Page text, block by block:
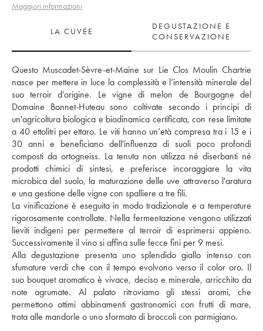
Maggiori informazioni
LA CUVÉE
DEGUSTAZIONE E
CONSERVAZIONE
Questo Muscadet-Sèvre-et-Maine sur Lie Clos Moulin Chartrie
nasce per mettere in luce la complessità e l’intensità minerale del
suo terroir d’origine. Le vigne di melon de Bourgogne del
Domaine Bonnet-Huteau sono coltivate secondo i principi di
un'agricoltura biologica e biodinamica certificata, con rese limitate
a 40 ettolitri per ettaro. Le viti hanno un’età compresa tra i 15 e i
30 anni e beneficiano dell'influenza di suoli poco profondi
composti da ortogneiss. La tenuta non utilizza né diserbanti né
prodotti chimici di sintesi, e preferisce incoraggiare la vita
microbica del suolo, la maturazione delle uve attraverso l'aratura
e una gestione delle vigne con spalliere a tre fili.
La vinificazione è eseguita in modo tradizionale e a temperature
rigorosamente controllate. Nella fermentazione vengono utilizzati
lieviti indigeni per permettere al terroir di esprimersi appieno.
Successivamente il vino si affina sulle fecce fini per 9 mesi.
Alla degustazione presenta uno splendido giallo intenso con
sfumature verdi che con il tempo evolvono verso il color oro. Il
suo bouquet aromatico è vivace, deciso e minerale, arricchito da
note agrumate. Al palato ritroviamo gli stessi aromi, che
permettono ottimi abbinamenti gastronomici con frutti di mare,
trota alle mandorle o uno sformato di broccoli con parmigiano.